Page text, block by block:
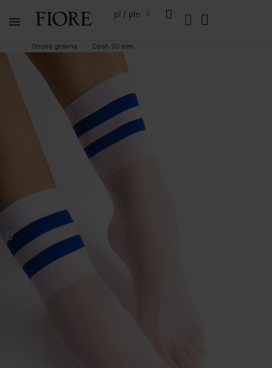
pl / pln
Strona główna Dash 20 den